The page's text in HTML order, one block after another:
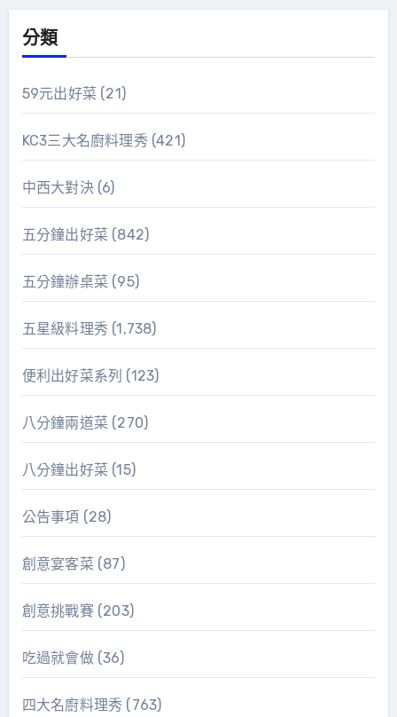
分類
59元出好菜 (21)
KC3三大名廚料理秀(421)
中西大對決(6)
五分鐘出好菜 (842)
五分鐘辦桌菜 (95)
五星級料理秀(1,738)
便利出好菜系列 (123)
八分鐘兩道菜 (270)
八分鐘出好菜 (15)
公告事項 (28)
創意宴客菜 (87)
創意挑戰賽(203)
吃過就會做(36)
四大名廚料理秀 (763)